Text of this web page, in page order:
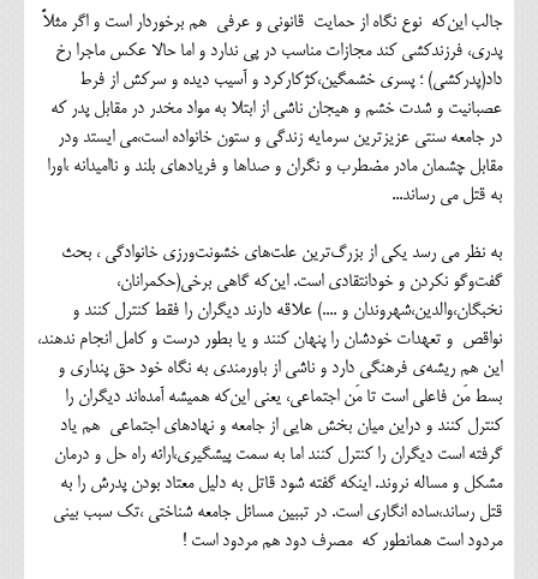
جالب این‌که نوع نگاه از حمایت قانونی و عرفی هم برخوردار است و اگر مثلاً
پدری، فرزندکشی کند مجازات مناسب در پی ندارد و اما حالا عکس ماجرا رخ
داد(پدرکشی) ؛ پسری خشمگین،کژکارکرد و آسیب دیده و سرکش از فرط
عصبانیت و شدت خشم و هیجان ناشی از ابتلا به مواد مخدر در مقابل پدر که
در جامعه سنتی عزیزترین سرمایه زندگی و ستون خانواده است،می ایستد ودر
مقابل چشمان مادر مضطرب و نگران و صداها و فریادهای بلند و ناامیدانه ،اورا
به قتل می رساند...
به نظر می رسد یکی از بزرگ‌ترین علت‌های خشونت‌ورزی خانوادگی ، بحث
گفت‌وگو نکردن و خودانتقادی است. این‌که گاهی برخی(حکمرانان،
نخبگان،والدین،شهروندان و ....) علاقه دارند دیگران را فقط کنترل کنند و
نواقص و تعهدات خودشان را پنهان کنند و یا بطور درست و کامل انجام ندهند،
این هم ریشه‌ی فرهنگی دارد و ناشی از باورمندی به نگاه خود حق پنداری و
بسط مَن فاعلی است تا مَن اجتماعی، یعنی این‌که همیشه آمده‌اند دیگران را
کنترل کنند و دراین میان بخش هایی از جامعه و نهادهای اجتماعی هم یاد
گرفته است دیگران را کنترل کنند اما به سمت پیشگیری،ارائه راه حل و درمان
مشکل و مساله نروند. اینکه گفته شود قاتل به دلیل معتاد بودن پدرش را به
قتل رساند،ساده انگاری است‌. در تببین مسائل جامعه شناختی ،تک سبب بینی
مردود است همانطور که مصرف دود هم مردود است !